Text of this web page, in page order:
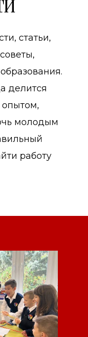
статьи,
делится
молодым
работу